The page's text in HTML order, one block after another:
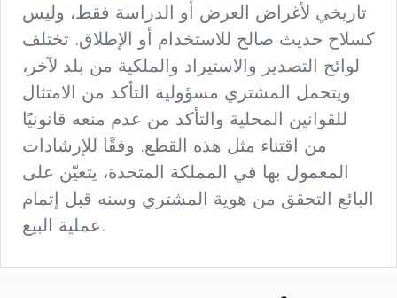
تاريخي لأغراض العرض أو الدراسة فقط، وليس
كسلاح حديث صالح للاستخدام أو الإطلاق. تختلف
لوائح التصدير والاستيراد والملكية من بلد لآخر،
ويتحمل المشتري مسؤولية التأكد من الامتثال
للقوانين المحلية والتأكد من عدم منعه قانونيًا
من اقتناء مثل هذه القطع. وفقًا للإرشادات
المعمول بها في المملكة المتحدة، يتعيّن على
البائع التحقق من هوية المشتري وسنه قبل إتمام
عملية البيع.